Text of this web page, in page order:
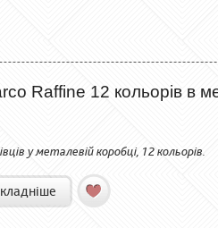
Raffine 12 кольорів в
у металевій коробці, 12 кольорів.